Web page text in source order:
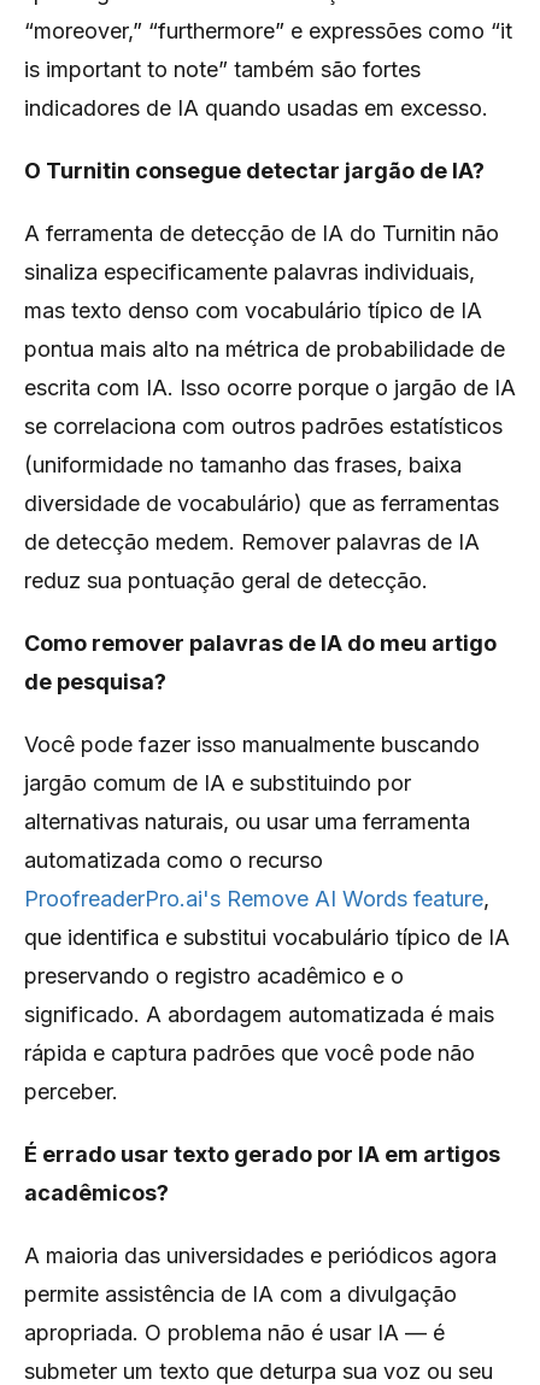
“moreover,” “furthermore” e expressões como “it
is important to note” também são fortes
indicadores de IA quando usadas em excesso.
O Turnitin consegue detectar jargão de IA?
A ferramenta de detecção de IA do Turnitin não
sinaliza especificamente palavras individuais,
mas texto denso com vocabulário típico de IA
pontua mais alto na métrica de probabilidade de
escrita com IA. Isso ocorre porque o jargão de IA
se correlaciona com outros padrões estatísticos
(uniformidade no tamanho das frases, baixa
diversidade de vocabulário) que as ferramentas
de detecção medem. Remover palavras de IA
reduz sua pontuação geral de detecção.
Como remover palavras de IA do meu artigo
de pesquisa?
Você pode fazer isso manualmente buscando
jargão comum de IA e substituindo por
alternativas naturais, ou usar uma ferramenta
automatizada como o recurso
ProofreaderPro.ai's Remove AI Words feature,
que identifica e substitui vocabulário típico de IA
preservando o registro acadêmico e o
significado. A abordagem automatizada é mais
rápida e captura padrões que você pode não
perceber.
É errado usar texto gerado por IA em artigos
acadêmicos?
A maioria das universidades e periódicos agora
permite assistência de IA com a divulgação
apropriada. O problema não é usar IA — é
submeter um texto que deturpa sua voz ou seu